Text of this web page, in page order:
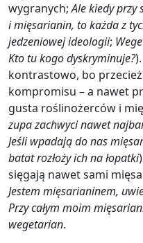
wygranych;Ale kiedy przy
i mięsarianin, to każda z
jedzeniowej ideologii;
Kto tu kogo dyskryminuje?
kontrastowo, bo
kompromisu – a nawet
gusta roślinożerców i
zupa zachwyci nawet
Jeśli wpadają do nas
batat rozłoży ich na łopatki
sięgają nawet sami
Jestem mięsarianinem,
Przy całym moim
wegetarian.